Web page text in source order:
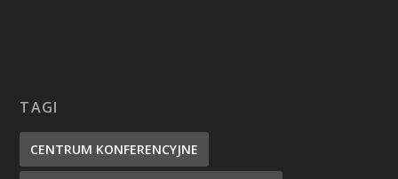
TAGI
CENTRUM KONFERENCYJNE